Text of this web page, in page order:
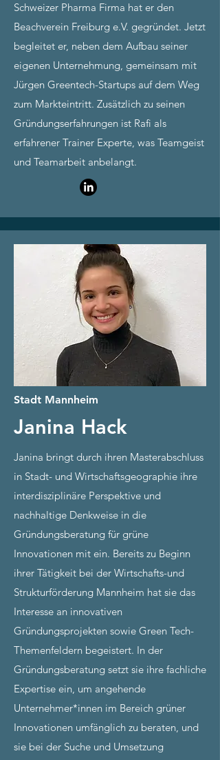
Schweizer Pharma Firma hat er den
Beachverein Freiburg e.V. gegründet. Jetzt
begleitet er, neben dem Aufbau seiner
eigenen Unternehmung, gemeinsam mit
Jürgen Greentech-Startups auf dem Weg
zum Markteintritt. Zusätzlich zu seinen
Gründungserfahrungen ist Rafi als
erfahrener Trainer Experte, was Teamgeist
und Teamarbeit anbelangt.
Stadt Mannheim
Janina Hack
Janina bringt durch ihren Masterabschluss
in Stadt- und Wirtschaftsgeographie ihre
interdisziplinäre Perspektive und
nachhaltige Denkweise in die
Gründungsberatung für grüne
Innovationen mit ein. Bereits zu Beginn
ihrer Tätigkeit bei der Wirtschafts-und
Strukturförderung Mannheim hat sie das
Interesse an innovativen
Gründungsprojekten sowie Green Tech-
Themenfeldern begeistert. In der
Gründungsberatung setzt sie ihre fachliche
Expertise ein, um angehende
Unternehmer*innen im Bereich grüner
Innovationen umfänglich zu beraten, und
sie bei der Suche und Umsetzung